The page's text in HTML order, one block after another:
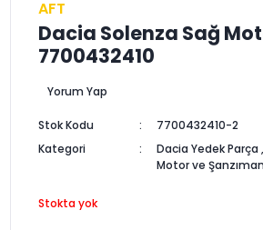
AFT
Dacia Solenza Sağ
7700432410
Yorum Yap
Stok Kodu
7700432410-2
Kategori
Dacia Yedek Parça ,
Motor ve Şanzıman
Stokta yok